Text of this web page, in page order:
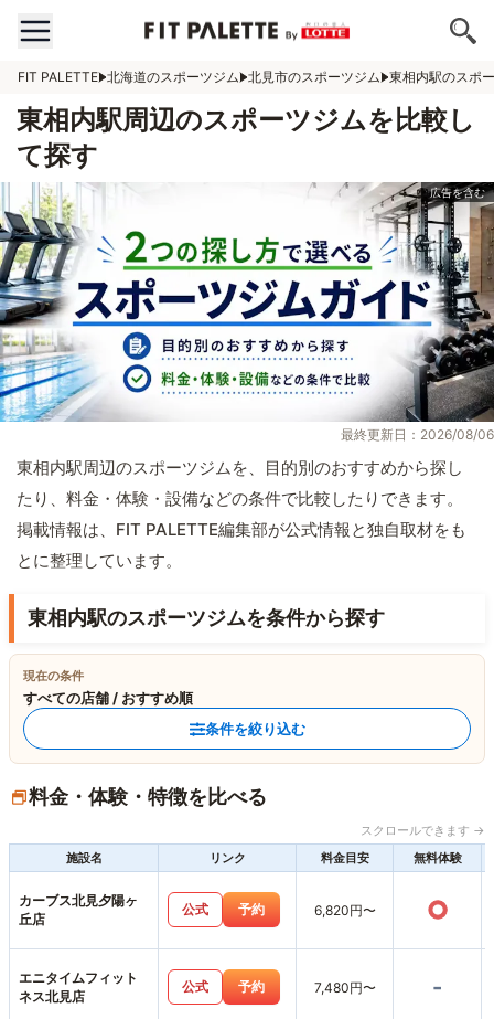
FIT PALETTE 北海道のスポーツジム 北見市のスポーツジム 東相内駅のスポ
東相内駅周辺のスポーツジムを比較し
て探す
最終更新日：2026/08/06
東相内駅周辺のスポーツジムを、目的別のおすすめから探し
たり、料金・体験・設備などの条件で比較したりできます。
掲載情報は、FIT PALETTE編集部が公式情報と独自取材をも
とに整理しています。
東相内駅のスポーツジムを条件から探す
現在の条件
すべての店舗 / おすすめ順
条件を絞り込む
料金・体験・特徴を比べる
スクロールできます →
施設名
リンク 料金目安 無料体験
カーブス北見夕陽ヶ
丘店
公式 予約 6,820円〜 ○
エニタイムフィット
ネス北見店
公式 予約 7,480円〜 -